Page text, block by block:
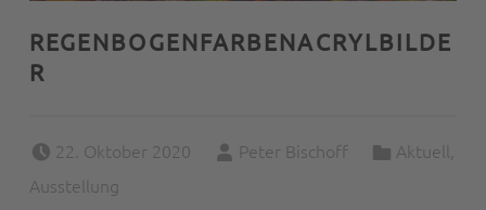
REGENBOGENFARBENACRYLBILDE
R
22. Oktober 2020 Peter Bischoff Aktuell
Ausstellung